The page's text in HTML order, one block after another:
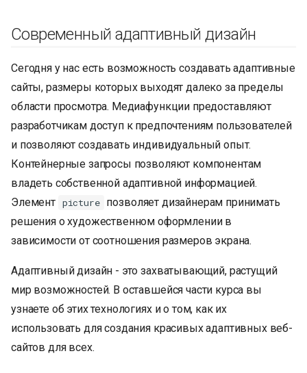
Современный адаптивный дизайн
Сегодня у нас есть возможность создавать адаптивные
сайты, размеры которых выходят далеко за пределы
области просмотра. Медиафункции предоставляют
разработчикам доступ к предпочтениям пользователей
и позволяют создавать индивидуальный опыт.
Контейнерные запросы позволяют компонентам
владеть собственной адаптивной информацией.
Элемент picture позволяет дизайнерам принимать
решения о художественном оформлении в
зависимости от соотношения размеров экрана.
Адаптивный дизайн - это захватывающий, растущий
мир возможностей. В оставшейся части курса вы
узнаете об этих технологиях и о том, как их
использовать для создания красивых адаптивных веб-
сайтов для всех.